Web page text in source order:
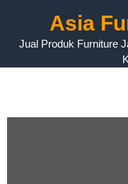
Asia
Jual Produk Furniture